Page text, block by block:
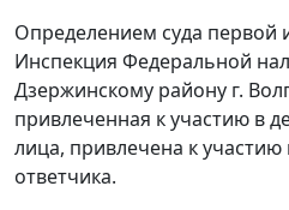
Определением суда первой
Инспекция Федеральной
Дзержинскому району г.
привлеченная к участию в
лица, привлечена к участию
ответчика.